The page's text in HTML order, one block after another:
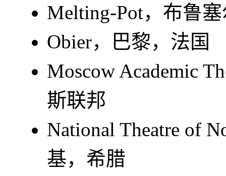
Melting-Pot，布鲁
Obier，巴黎，法国
Moscow Academic
斯联邦
National Theatre of
基，希腊